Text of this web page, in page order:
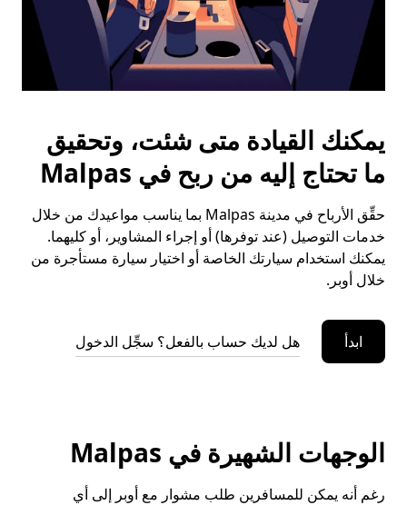
يمكنك القيادة متى شئت، وتحقيق
ما تحتاج إليه من ربح في Malpas
حقِّق الأرباح في مدينة Malpas بما يناسب مواعيدك من خلال
خدمات التوصيل (عند توفرها) أو إجراء المشاوير، أو كليهما.
يمكنك استخدام سيارتك الخاصة أو اختيار سيارة مستأجرة من
خلال أوبر.
ابدأ هل لديك حساب بالفعل؟ سجِّل الدخول
الوجهات الشهيرة في Malpas
رغم أنه يمكن للمسافرين طلب مشوار مع أوبر إلى أي